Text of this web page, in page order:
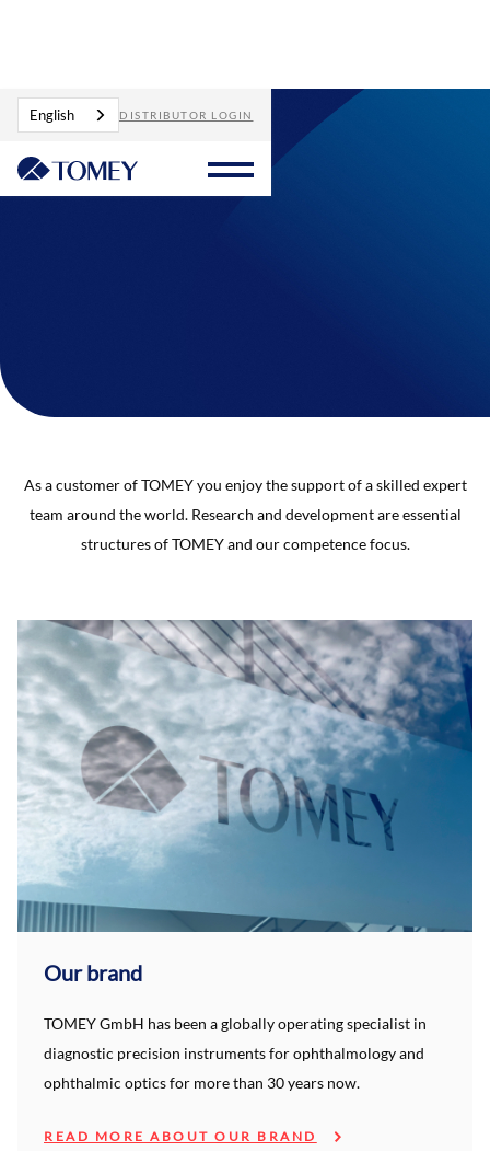
English DISTRIBUTOR LOGIN
As a customer of TOMEY you enjoy the support of a skilled expert
team around the world. Research and development are essential
structures of TOMEY and our competence focus.
Our brand
TOMEY GmbH has been a globally operating specialist in
diagnostic precision instruments for ophthalmology and
ophthalmic optics for more than 30 years now.
READ MORE ABOUT OUR BRAND